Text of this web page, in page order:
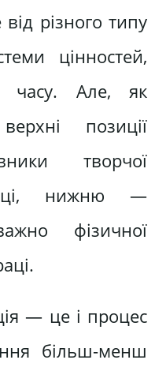
різного типу
цінностей,
часу. Але, як
позиції
творчої
нижню —
фізичної
— це і процес
більш-менш